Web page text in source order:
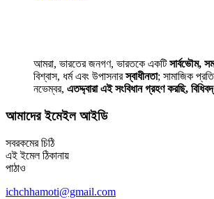
আমরা, ভারতের জনগণ, ভারতকে একটিসার্বভৌম,
বিশ্বাস, ধর্ম এবং উপাসনারস্বাধীনতা; সামাজিক
নভেম্বর, এতদ্দ্বারা এই সংবিধান গ্রহণ করছি,
আমাদের ইমেইল আইডি
সবরকমের চিঠি
এই ইমেল ঠিকানায়
পাঠাও
ichchhamoti@gmail.com